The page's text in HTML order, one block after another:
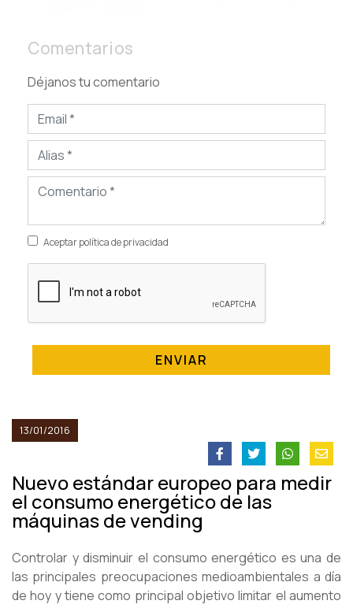
Comentarios
Déjanos tu comentario
Aceptar política de privacidad
ENVIAR
13/01/2016
Nuevo estándar europeo para medir
el consumo energético de las
máquinas de vending
Controlar y disminuir el consumo energético es una de
las principales preocupaciones medioambientales a día
de hoy y tiene como principal objetivo limitar el aumento